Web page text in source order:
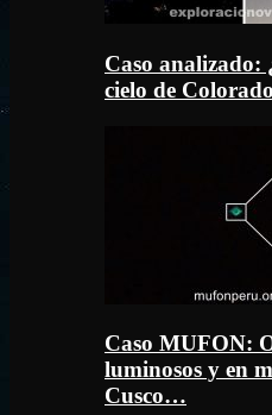
Caso
cielo de
Caso MUFON:
luminosos y en
Cusco…